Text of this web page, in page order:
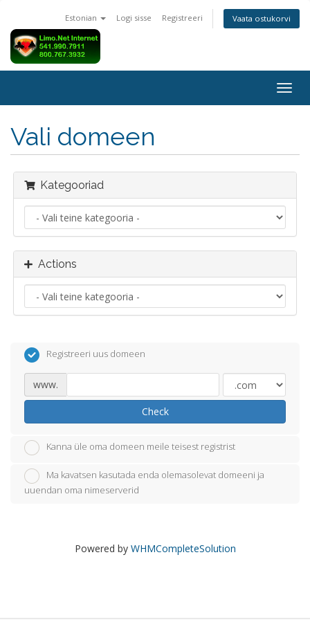
Estonian Logi sisse Registreeri Vaata ostukorvi
Vali domeen
Kategooriad
Actions
Registreeri uus domeen
www.
Check
Kanna üle oma domeen meile teisest registrist
Ma kavatsen kasutada enda olemasolevat domeeni ja
uuendan oma nimeserverid
Powered by WHMCompleteSolution